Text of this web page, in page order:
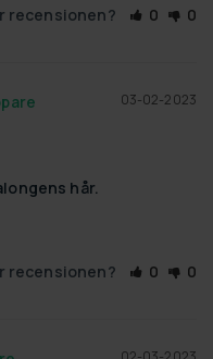
recensionen? 0 0
03-02-2023
hår.
recensionen? 0 0